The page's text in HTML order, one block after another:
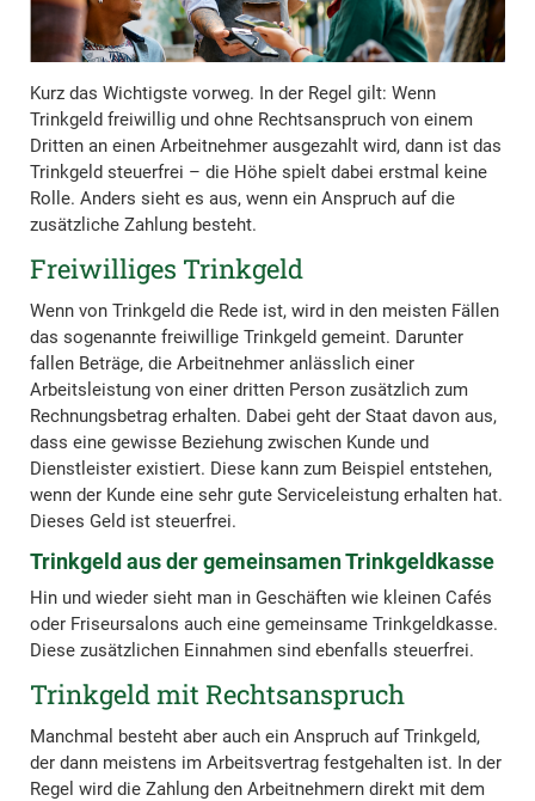
Kurz das Wichtigste vorweg. In der Regel gilt: Wenn
Trinkgeld freiwillig und ohne Rechtsanspruch von einem
Dritten an einen Arbeitnehmer ausgezahlt wird, dann ist das
Trinkgeld steuerfrei – die Höhe spielt dabei erstmal keine
Rolle. Anders sieht es aus, wenn ein Anspruch auf die
zusätzliche Zahlung besteht.
Freiwilliges Trinkgeld
Wenn von Trinkgeld die Rede ist, wird in den meisten Fällen
das sogenannte freiwillige Trinkgeld gemeint. Darunter
fallen Beträge, die Arbeitnehmer anlässlich einer
Arbeitsleistung von einer dritten Person zusätzlich zum
Rechnungsbetrag erhalten. Dabei geht der Staat davon aus,
dass eine gewisse Beziehung zwischen Kunde und
Dienstleister existiert. Diese kann zum Beispiel entstehen,
wenn der Kunde eine sehr gute Serviceleistung erhalten hat.
Dieses Geld ist steuerfrei.
Trinkgeld aus der gemeinsamen Trinkgeldkasse
Hin und wieder sieht man in Geschäften wie kleinen Cafés
oder Friseursalons auch eine gemeinsame Trinkgeldkasse.
Diese zusätzlichen Einnahmen sind ebenfalls steuerfrei.
Trinkgeld mit Rechtsanspruch
Manchmal besteht aber auch ein Anspruch auf Trinkgeld,
der dann meistens im Arbeitsvertrag festgehalten ist. In der
Regel wird die Zahlung den Arbeitnehmern direkt mit dem